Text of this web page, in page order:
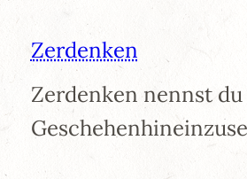
Zerdenken
Zerdenken nennst